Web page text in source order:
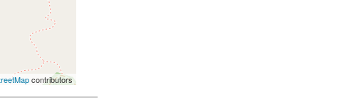
contributors